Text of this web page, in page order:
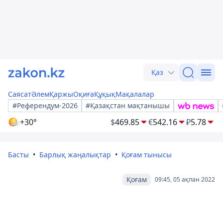
Қаз
СаясатӘлемҚаржыОқиғаҚұқықМақалалар
#Референдум-2026
#Қазақстан мақтанышы
+30° $469.85 €542.16 ₽5.78
Басты Барлық жаңалықтар Қоғам тынысы
09:45, 05 ақпан 2022
Қоғам